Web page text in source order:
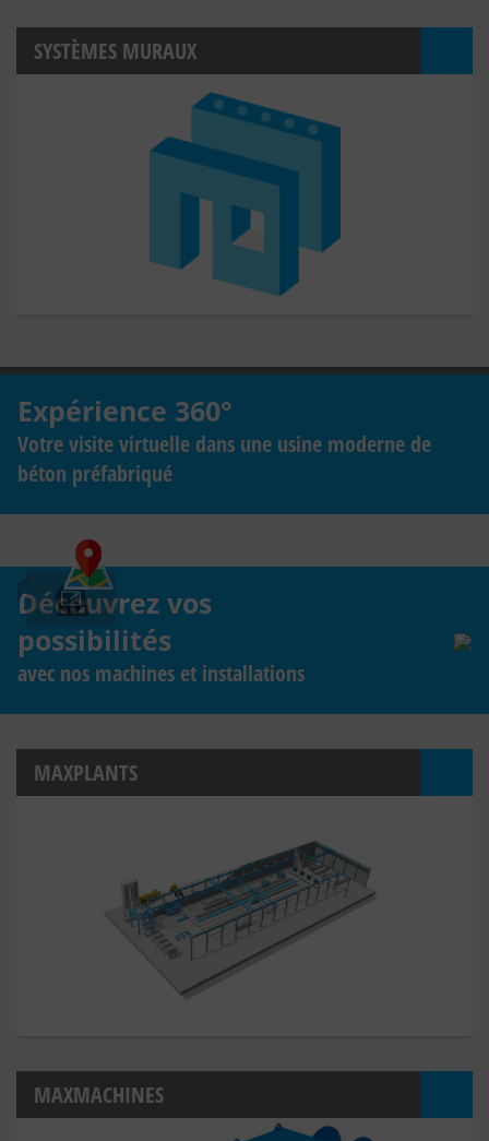
SYSTÈMES MURAUX
Expérience 360°
Votre visite virtuelle dans une usine moderne de
béton préfabriqué
Découvrez vos
possibilités
avec nos machines et installations
MAXPLANTS
MAXMACHINES